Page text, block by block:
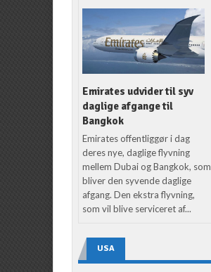
Emirates udvider til syv
daglige afgange til
Bangkok
Emirates offentliggør i dag
deres nye, daglige flyvning
mellem Dubai og Bangkok, som
bliver den syvende daglige
afgang. Den ekstra flyvning,
som vil blive serviceret af...
USA